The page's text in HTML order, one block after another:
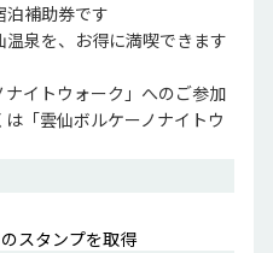
泊補助券です
泉を、お得に満喫できます
イトウォーク」へのご参加
「雲仙ボルケーノナイトウ
のスタンプを取得